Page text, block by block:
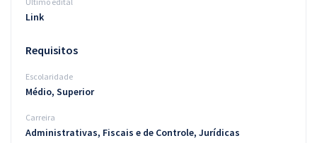
Link
Requisitos
Escolaridade
Médio, Superior
Carreira
Administrativas, Fiscais e de Controle, Jurídicas